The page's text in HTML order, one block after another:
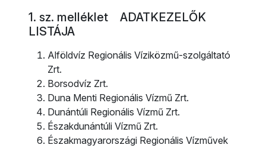
1. sz. melléklet ADATKEZELŐK
LISTÁJA
Alföldvíz Regionális Víziközmű-szolgáltató
Zrt.
Borsodvíz Zrt.
Duna Menti Regionális Vízmű Zrt.
Dunántúli Regionális Vízmű Zrt.
Északdunántúli Vízmű Zrt.
Északmagyarországi Regionális Vízművek